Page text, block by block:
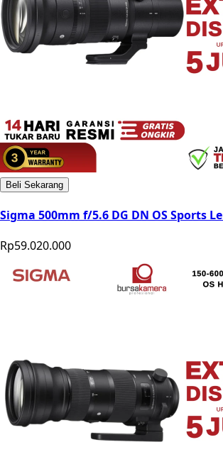
Beli Sekarang
Sigma 500mm f/5.6 DG DN OS Sports
Rp59.020.000